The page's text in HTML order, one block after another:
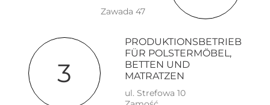
Zawada 47
3
PRODUKTIONSBETRIEB
FÜR POLSTERMÖBEL,
BETTEN UND
MATRATZEN
ul. Strefowa 10